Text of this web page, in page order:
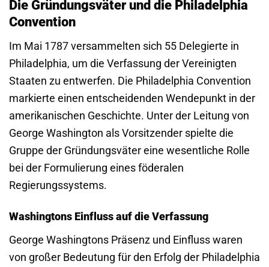
Die Gründungsväter und die Philadelphia
Convention
Im Mai 1787 versammelten sich 55 Delegierte in
Philadelphia, um die Verfassung der Vereinigten
Staaten zu entwerfen. Die Philadelphia Convention
markierte einen entscheidenden Wendepunkt in der
amerikanischen Geschichte. Unter der Leitung von
George Washington als Vorsitzender spielte die
Gruppe der Gründungsväter eine wesentliche Rolle
bei der Formulierung eines föderalen
Regierungssystems.
Washingtons Einfluss auf die Verfassung
George Washingtons Präsenz und Einfluss waren
von großer Bedeutung für den Erfolg der Philadelphia